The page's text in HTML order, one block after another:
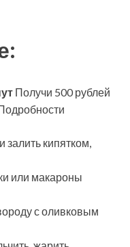
Получи 500 рублей
кипятком,
или макароны
с оливковым